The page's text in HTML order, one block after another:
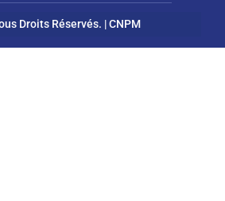
Droits Réservés. | CNPM